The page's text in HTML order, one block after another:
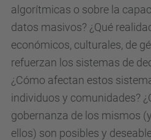
m
n
algorítmicas o sobre la
datos masivos? ¿Qué
económicos, culturales, de
refuerzan los sistemas de
¿Cómo afectan estos
individuos y comunidades?
gobernanza de los mismos
ellos) son posibles y